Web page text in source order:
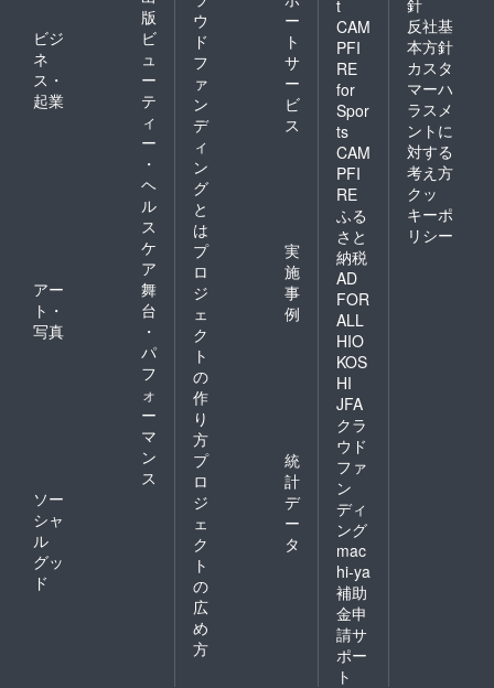
版
ビジ
ネ
ス・
起業
ビ
ュ
ー
テ
ィ
ー
・
ヘ
ル
ス
ケ
ア
アー
ト・
写真
舞
台
・
パ
フ
ォ
ー
マ
ン
ス
ソー
シャ
ル
グッ
ド
ウ
ド
フ
ァ
ン
デ
ィ
ン
グ
と
は
ー
ト
サ
ー
ビ
ス
プ
ロ
ジ
ェ
ク
ト
の
作
り
方
実
施
事
例
プ
ロ
ジ
ェ
ク
ト
の
広
め
方
統
計
デ
ー
タ
t
CAM
PFI
RE
for
Spor
ts
CAM
PFI
RE
ふる
さと
納税
AD
FOR
ALL
HIO
KOS
HI
JFA
クラ
ウド
ファ
ン
ディ
ング
mac
hi-ya
補助
金申
請サ
ポー
ト
反社基
本方針
カスタ
マーハ
ラスメ
ントに
対する
考え方
クッ
キーポ
リシー